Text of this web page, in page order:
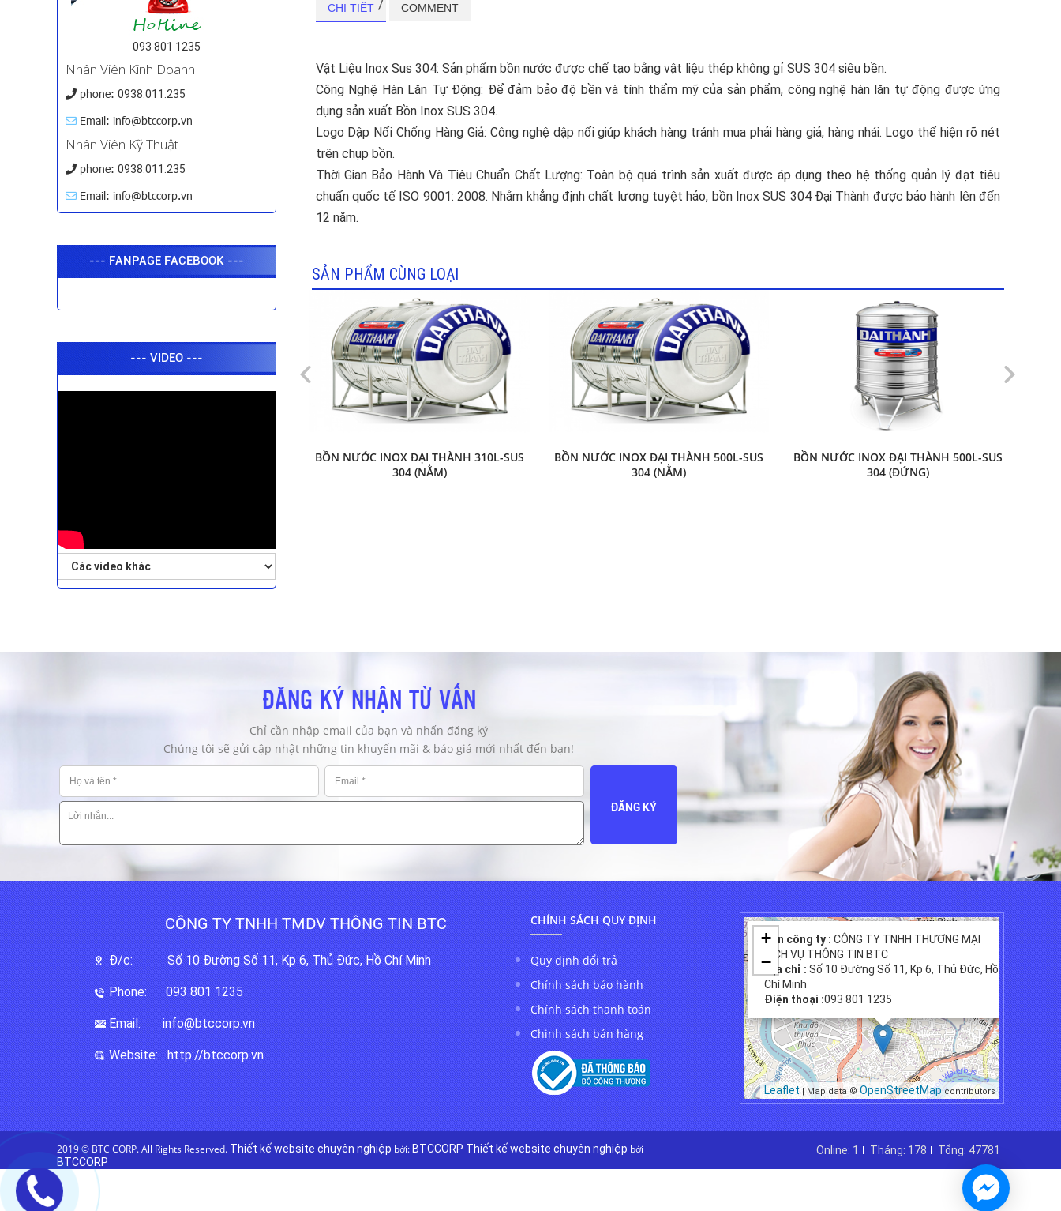
093 801 1235
Nhân Viên Kinh Doanh
phone: 0938.011.235
Email: info@btccorp.vn
Nhân Viên Kỹ Thuật
phone: 0938.011.235
Email: info@btccorp.vn
--- FANPAGE FACEBOOK ---
--- VIDEO ---
CHI TIẾT COMMENT
Vật Liệu Inox Sus 304: Sản phẩm bồn nước được chế tạo bằng vật liệu thép không gỉ SUS 304 siêu bền.
Công Nghệ Hàn Lăn Tự Động: Để đảm bảo độ bền và tính thẩm mỹ của sản phẩm, công nghệ hàn lăn tự động được ứng
dụng sản xuất Bồn Inox SUS 304.
Logo Dập Nổi Chống Hàng Giả: Công nghệ dập nổi giúp khách hàng tránh mua phải hàng giả, hàng nhái. Logo thể hiện rõ nét
trên chụp bồn.
Thời Gian Bảo Hành Và Tiêu Chuẩn Chất Lượng: Toàn bộ quá trình sản xuất được áp dụng theo hệ thống quản lý đạt tiêu
chuẩn quốc tế ISO 9001: 2008. Nhằm khẳng định chất lượng tuyệt hảo, bồn Inox SUS 304 Đại Thành được bảo hành lên đến
12 năm.
SẢN PHẨM CÙNG LOẠI
BỒN NƯỚC INOX ĐẠI THÀNH 310L-SUS
304 (NẰM)
BỒN NƯỚC INOX ĐẠI THÀNH 500L-SUS
304 (NẰM)
BỒN NƯỚC INOX ĐẠI THÀNH 500L-SUS
304 (ĐỨNG)
ĐĂNG KÝ NHẬN TỪ VẤN
Chỉ cần nhập email của bạn và nhấn đăng ký
Chúng tôi sẽ gửi cập nhật những tin khuyến mãi & báo giá mới nhất đến bạn!
ĐĂNG KÝ
CÔNG TY TNHH TMDV THÔNG TIN BTC
Đ/c: Số 10 Đường Số 11, Kp 6, Thủ Đức, Hồ Chí Minh
Phone: 093 801 1235
Email: info@btccorp.vn
Website: http://btccorp.vn
CHÍNH SÁCH QUY ĐỊNH
Quy định đổi trả
Chính sách bảo hành
Chính sách thanh toán
Chinh sách bán hàng
Tên công ty : CÔNG TY TNHH THƯƠNG MẠI
DỊCH VỤ THÔNG TIN BTC
Địa chỉ : Số 10 Đường Số 11, Kp 6, Thủ Đức, Hồ
Chí Minh
Điện thoại :093 801 1235
×
+
−
Leaflet | Map data © OpenStreetMap contributors
2019 © BTC CORP. All Rights Reserved. Thiết kế website chuyên nghiệp bởi: BTCCORP Thiết kế website chuyên nghiệp bởi
BTCCORP
Online: 1 Tháng: 178 Tổng: 47781